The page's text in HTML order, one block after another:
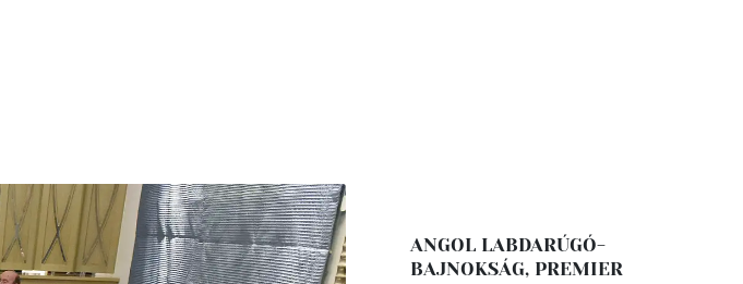
ANGOL LABDARÚGÓ-
BAJNOKSÁG, PREMIER